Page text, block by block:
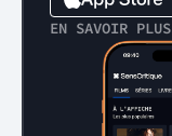
EN SAVOIR PLUS